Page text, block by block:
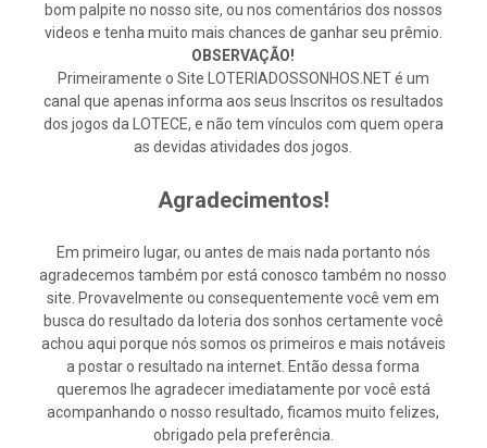
bom palpite no nosso site, ou nos comentários dos nossos
videos e tenha muito mais chances de ganhar seu prêmio.
OBSERVAÇÃO!
Primeiramente o Site LOTERIADOSSONHOS.NET é um
canal que apenas informa aos seus Inscritos os resultados
dos jogos da LOTECE, e não tem vínculos com quem opera
as devidas atividades dos jogos.
Agradecimentos!
Em primeiro lugar, ou antes de mais nada portanto nós
agradecemos também por está conosco também no nosso
site. Provavelmente ou consequentemente você vem em
busca do resultado da loteria dos sonhos certamente você
achou aqui porque nós somos os primeiros e mais notáveis
a postar o resultado na internet. Então dessa forma
queremos lhe agradecer imediatamente por você está
acompanhando o nosso resultado, ficamos muito felizes,
obrigado pela preferência.